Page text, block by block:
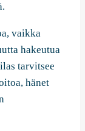
vaikka
hakeutua
tarvitsee
hänet